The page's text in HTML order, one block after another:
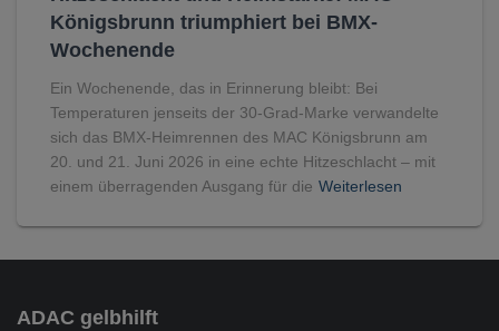
Königsbrunn triumphiert bei BMX-
Wochenende
Ein Wochenende, das in Erinnerung bleibt: Bei
Temperaturen jenseits der 30-Grad-Marke verwandelte
sich das BMX-Heimrennen des MAC Königsbrunn am
20. und 21. Juni 2026 in eine echte Hitzeschlacht – mit
einem überragenden Ausgang für die Weiterlesen
ADAC gelbhilft